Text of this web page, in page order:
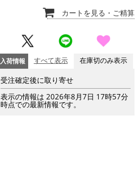
カートを見る ・ご精算
入荷情報 すべて表示 在庫切のみ表示
受注確定後に取り寄せ
表示の情報は 2026年8月7日 17時57分
時点での最新情報です。